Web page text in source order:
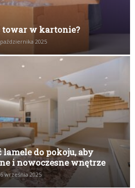
towar w kartonie?
2025
do pokoju, aby
i nowoczesne wnętrze
września 2025